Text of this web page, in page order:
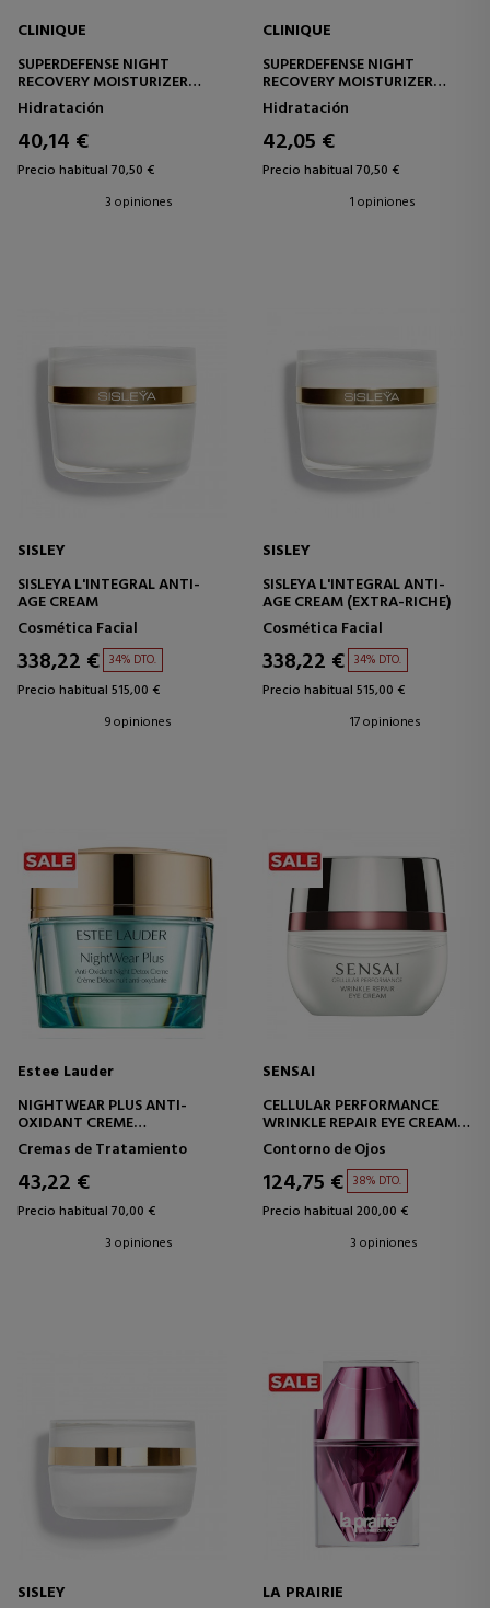
CLINIQUE
SUPERDEFENSE NIGHT
RECOVERY MOISTURIZER
CREMA HIDRATANTE DE
NOCHE
Hidratación
40,14 €
Precio habitual 70,50 €
3 opiniones
CLINIQUE
SUPERDEFENSE NIGHT
RECOVERY MOISTURIZER
CREMA HIDRATANTE DE
NOCHE
Hidratación
42,05 €
Precio habitual 70,50 €
1 opiniones
SISLEY
SISLEYA L'INTEGRAL ANTI-
AGE CREAM
Cosmética Facial
338,22 € 34% DTO.
Precio habitual 515,00 €
9 opiniones
SISLEY
SISLEYA L'INTEGRAL ANTI-
AGE CREAM (EXTRA-RICHE)
Cosmética Facial
338,22 € 34% DTO.
Precio habitual 515,00 €
17 opiniones
Estee Lauder
NIGHTWEAR PLUS ANTI-
OXIDANT CREME
CREMA DE NOCHE
ANTIOXIDANTE
Cremas de Tratamiento
43,22 €
Precio habitual 70,00 €
3 opiniones
SENSAI
CELLULAR PERFORMANCE
WRINKLE REPAIR EYE CREAM
CONTORNO DE OJOS
REPARADOR -
ANTIENVEJECIMIENTO
Contorno de Ojos
124,75 € 38% DTO.
Precio habitual 200,00 €
3 opiniones
SISLEY
LA PRAIRIE